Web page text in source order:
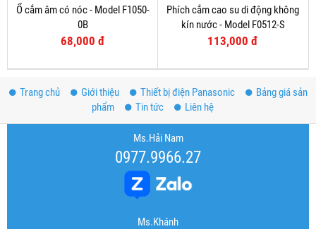
Ổ cắm âm có nóc - Model F1050-
0B
68,000 đ
Phích cắm cao su di động không
kín nước - Model F0512-S
113,000 đ
Trang chủ Giới thiệu Thiết bị điện Panasonic
Bảng giá sản
phẩm
Tin tức Liên hệ
Ms.Hải Nam
0977.9966.27
Ms.Khánh